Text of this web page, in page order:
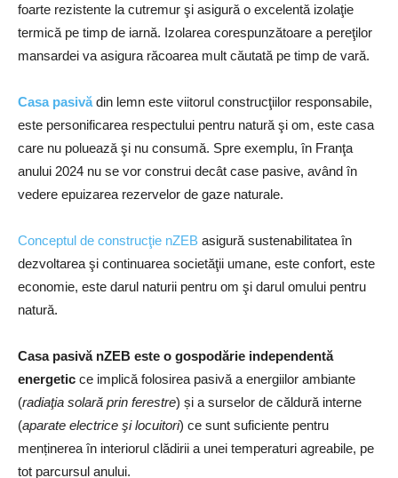
foarte rezistente la cutremur şi asigură o excelentă izolaţie
termică pe timp de iarnă. Izolarea corespunzătoare a pereţilor
mansardei va asigura răcoarea mult căutată pe timp de vară.
Casa pasivădin lemn este viitorul construcţiilor responsabile,
este personificarea respectului pentru natură şi om, este casa
care nu poluează şi nu consumă. Spre exemplu, în Franţa
anului 2024 nu se vor construi decât case pasive, având în
vedere epuizarea rezervelor de gaze naturale.
Conceptul de construcţie nZEB asigură sustenabilitatea în
dezvoltarea şi continuarea societăţii umane, este confort, este
economie, este darul naturii pentru om şi darul omului pentru
natură.
Casa pasivă nZEB este o gospodărie independentă
energetic ce implică folosirea pasivă a energiilor ambiante
(radiaţia solară prin ferestre) și a surselor de căldură interne
(aparate electrice şi locuitori) ce sunt suficiente pentru
menținerea în interiorul clădirii a unei temperaturi agreabile, pe
tot parcursul anului.